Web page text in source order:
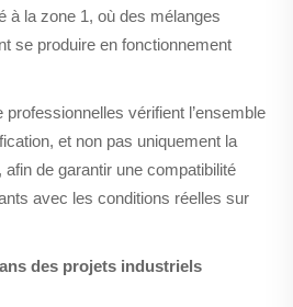
à la zone 1, où des mélanges
se produire en fonctionnement
professionnelles vérifient l’ensemble
et non pas uniquement la
de garantir une compatibilité
avec les conditions réelles sur
des projets industriels